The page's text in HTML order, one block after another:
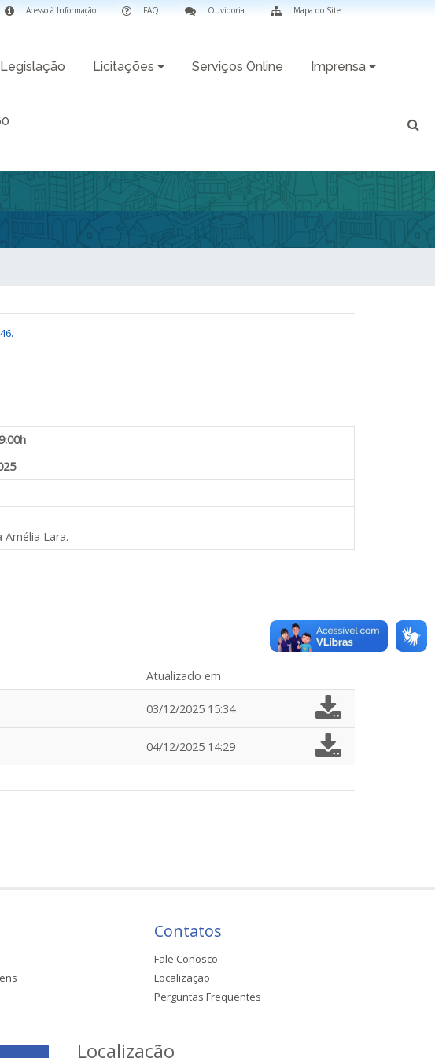
Mapa do Site
Ouvidoria
FAQ
Acesso à Informação
Legislação Licitações Serviços Online Imprensa
.
Lara.
Atualizado em
03/12/2025 15:34
04/12/2025 14:29
Contatos
Fale Conosco
Localização
Perguntas Frequentes
Localização